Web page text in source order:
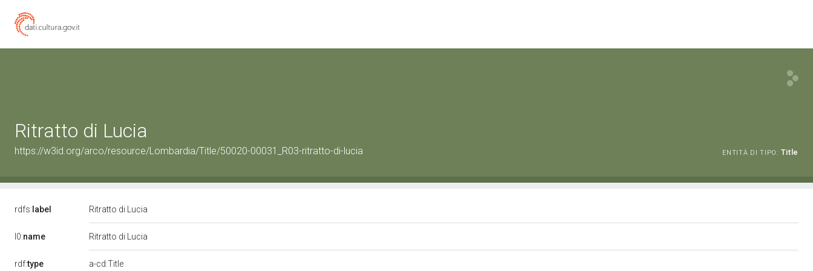
Ritratto di Lucia
https://w3id.org/arco/resource/Lombardia/Title/50020-00031_R03-ritratto-di-lucia ENTITÀ DI TIPO: Title
rdfs: label Ritratto di Lucia
l0:name Ritratto di Lucia
rdf:type
a-cd:Title